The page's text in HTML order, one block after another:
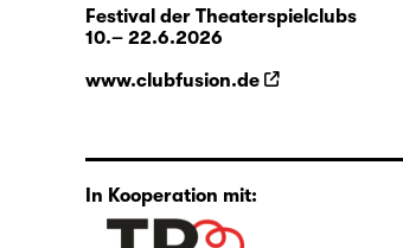
Festival der Theaterspielclubs
10.– 22.6.2026
www.clubfusion.de
In Kooperation mit: